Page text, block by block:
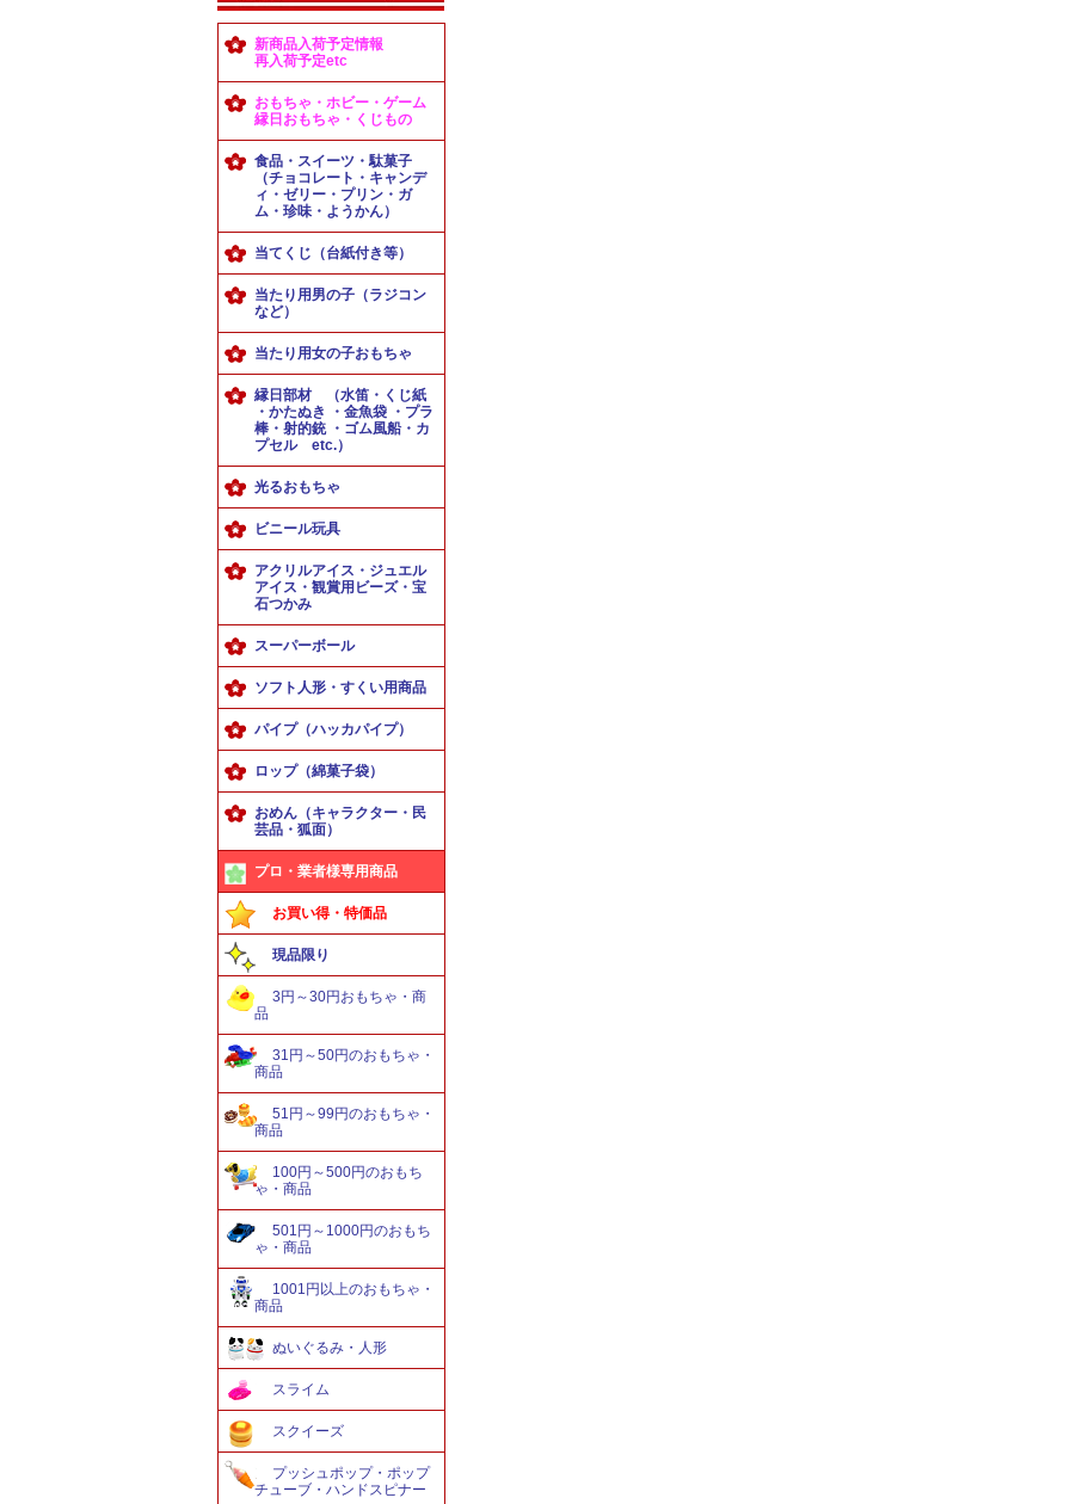
新商品入荷予定情報
再入荷予定etc
おもちゃ・ホビー・ゲーム
縁日おもちゃ・くじもの
食品・スイーツ・駄菓子
（チョコレート・キャンデ
ィ・ゼリー・プリン・ガ
ム・珍味・ようかん）
当てくじ（台紙付き等）
当たり用男の子（ラジコン
など）
当たり用女の子おもちゃ
縁日部材 （水笛・くじ紙
・かたぬき ・金魚袋 ・プラ
棒・射的銃 ・ゴム風船・カ
プセル etc.）
光るおもちゃ
ビニール玩具
アクリルアイス・ジュエル
アイス・観賞用ビーズ・宝
石つかみ
スーパーボール
ソフト人形・すくい用商品
パイプ（ハッカパイプ）
ロップ（綿菓子袋）
おめん（キャラクター・民
芸品・狐面）
プロ・業者様専用商品
お買い得・特価品
現品限り
3円～30円おもちゃ・商
品
31円～50円のおもちゃ・
商品
51円～99円のおもちゃ・
商品
100円～500円のおもち
ゃ・商品
501円～1000円のおもち
ゃ・商品
1001円以上のおもちゃ・
商品
ぬいぐるみ・人形
スライム
スクイーズ
プッシュポップ・ポップ
チューブ・ハンドスピナー